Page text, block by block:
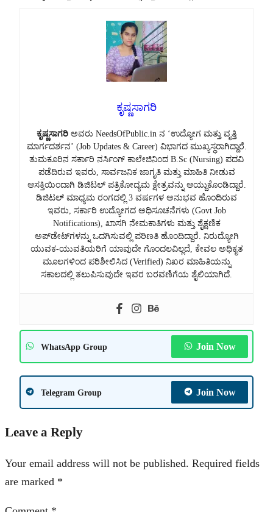
ಕೃಷ್ಣಸಾಗರಿ
ಕೃಷ್ಣಸಾಗರಿ ಅವರು NeedsOfPublic.in ನ ‘ಉದ್ಯೋಗ ಮತ್ತು ವೃತ್ತಿ
ಮಾರ್ಗದರ್ಶನ’ (Job Updates & Career) ವಿಭಾಗದ ಮುಖ್ಯಸ್ಥರಾಗಿದ್ದಾರೆ.
ತುಮಕೂರಿನ ಸರ್ಕಾರಿ ನರ್ಸಿಂಗ್ ಕಾಲೇಜಿನಿಂದ B.Sc (Nursing) ಪದವಿ
ಪಡೆದಿರುವ ಇವರು, ಸಾರ್ವಜನಿಕ ಜಾಗೃತಿ ಮತ್ತು ಮಾಹಿತಿ ನೀಡುವ
ಆಸಕ್ತಿಯಿಂದಾಗಿ ಡಿಜಿಟಲ್ ಪತ್ರಿಕೋದ್ಯಮ ಕ್ಷೇತ್ರವನ್ನು ಆಯ್ದುಕೊಂಡಿದ್ದಾರೆ.
ಡಿಜಿಟಲ್ ಮಾಧ್ಯಮ ರಂಗದಲ್ಲಿ 3 ವರ್ಷಗಳ ಅನುಭವ ಹೊಂದಿರುವ
ಇವರು, ಸರ್ಕಾರಿ ಉದ್ಯೋಗದ ಅಧಿಸೂಚನೆಗಳು (Govt Job
Notifications), ಖಾಸಗಿ ನೇಮಕಾತಿಗಳು ಮತ್ತು ಶೈಕ್ಷಣಿಕ
ಅಪ್‌ಡೇಟ್‌ಗಳನ್ನು ಒದಗಿಸುವಲ್ಲಿ ಪರಿಣತಿ ಹೊಂದಿದ್ದಾರೆ. ನಿರುದ್ಯೋಗಿ
ಯುವಕ-ಯುವತಿಯರಿಗೆ ಯಾವುದೇ ಗೊಂದಲವಿಲ್ಲದೆ, ಕೇವಲ ಅಧಿಕೃತ
ಮೂಲಗಳಿಂದ ಪರಿಶೀಲಿಸಿದ (Verified) ನಿಖರ ಮಾಹಿತಿಯನ್ನು
ಸಕಾಲದಲ್ಲಿ ತಲುಪಿಸುವುದೇ ಇವರ ಬರವಣಿಗೆಯ ಶೈಲಿಯಾಗಿದೆ.
WhatsApp Group Join Now
Telegram Group Join Now
Leave a Reply
Your email address will not be published. Required fields
are marked *